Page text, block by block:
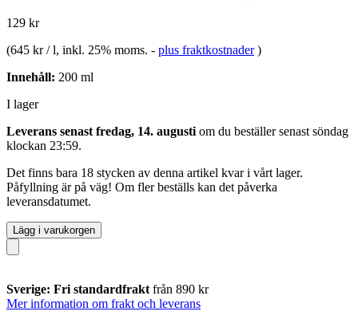
129 kr
(645 kr / l, inkl. 25% moms. - plus fraktkostnader )
Innehåll: 200 ml
I lager
Leverans senast fredag, 14. augusti om du beställer senast söndag
klockan 23:59.
Det finns bara 18 stycken av denna artikel kvar i vårt lager.
Påfyllning är på väg! Om fler beställs kan det påverka
leveransdatumet.
Lägg i varukorgen
Sverige: Fri standardfrakt från 890 kr
Mer information om frakt och leverans